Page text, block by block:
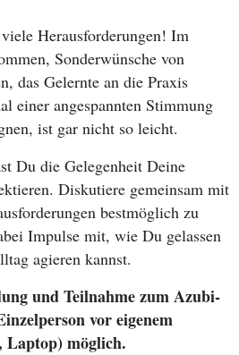
Herausforderungen! Im
Sonderwünsche von
das Gelernte an die Praxis
einer angespannten Stimmung
ist gar nicht so leicht.
Du die Gelegenheit Deine
Diskutiere gemeinsam mit
bestmöglich zu
Impulse mit, wie Du gelassen
agieren kannst.
und Teilnahme zum Azubi-
vor eigenem
Laptop) möglich.